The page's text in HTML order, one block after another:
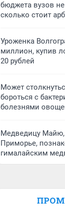
бюджета вузов
сколько стоит
Уроженка
миллион, купив
20 рублей
Может
бороться с
болезнями
Медведицу
Приморье,
гималайским